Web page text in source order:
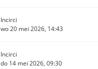
Incirci
wo 20 mei 2026, 14:43
Incirci
do 14 mei 2026, 09:30